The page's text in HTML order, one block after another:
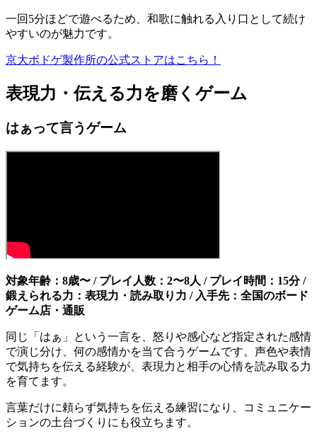
一回5分ほどで遊べるため、和歌に触れる入り口として続け
やすいのが魅力です。
京大ボドゲ製作所の公式ストアはこちら！
表現力・伝える力を磨くゲーム
はぁって言うゲーム
対象年齢：8歳〜 / プレイ人数：2〜8人 / プレイ時間：15分 /
鍛えられる力：表現力・読み取り力 / 入手先：全国のボード
ゲーム店・通販
同じ「はぁ」という一言を、怒りや感心など指定された感情
で演じ分け、何の感情かを当て合うゲームです。声色や表情
で気持ちを伝える経験が、表現力と相手の心情を読み取る力
を育てます。
言葉だけに頼らず気持ちを伝える練習になり、コミュニケー
ションの土台づくりにも役立ちます。